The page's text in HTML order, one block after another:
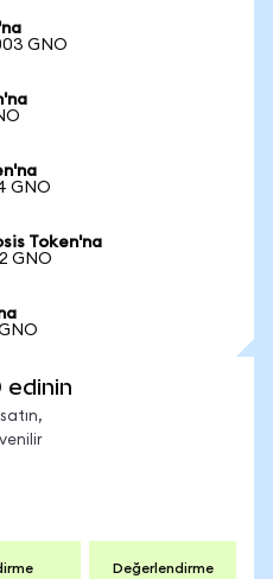
GNO
GNO
Token'na
GNO
edinin
Değerlendirme